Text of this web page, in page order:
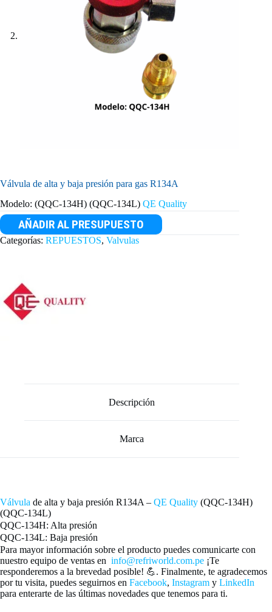
Válvula de alta y baja presión para gas R134A
Modelo: (QQC-134H) (QQC-134L) QE Quality
AÑADIR AL PRESUPUESTO
Categorías: REPUESTOS, Valvulas
Descripción
Marca
Válvula de alta y baja presión R134A – QE Quality (QQC-134H)
(QQC-134L)
QQC-134H: Alta presión
QQC-134L: Baja presión
Para mayor información sobre el producto puedes comunicarte con
nuestro equipo de ventas en info@refriworld.com.pe ¡Te
responderemos a la brevedad posible! 💪. Finalmente, te agradecemos
por tu visita, puedes seguirnos en Facebook, Instagram y LinkedIn
para enterarte de las últimas novedades que tenemos para ti.